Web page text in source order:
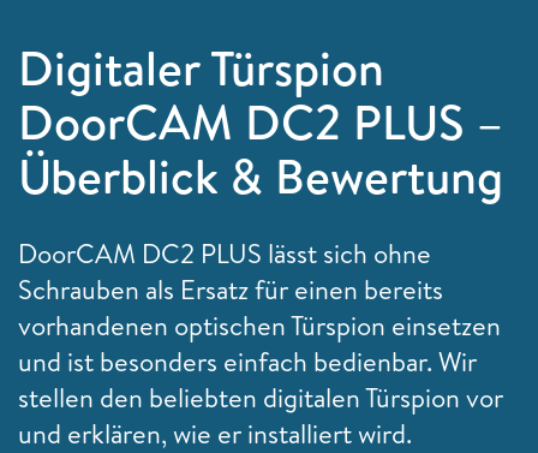
Digitaler Türspion
DoorCAM DC2 PLUS –
Überblick & Bewertung
DoorCAM DC2 PLUS lässt sich ohne
Schrauben als Ersatz für einen bereits
vorhandenen optischen Türspion einsetzen
und ist besonders einfach bedienbar. Wir
stellen den beliebten digitalen Türspion vor
und erklären, wie er installiert wird.